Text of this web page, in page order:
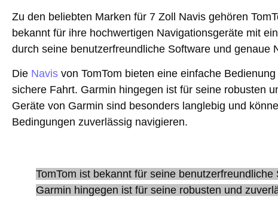
Zu den beliebten Marken für 7 Zoll Navis gehören
bekannt für ihre hochwertigen Navigationsgeräte mit
durch seine benutzerfreundliche Software und genaue
Die Navis von TomTom bieten eine einfache
sichere Fahrt. Garmin hingegen ist für seine robusten
Geräte von Garmin sind besonders langlebig und
Bedingungen zuverlässig navigieren.
TomTom ist bekannt für seine
Garmin hingegen ist für seine robusten und